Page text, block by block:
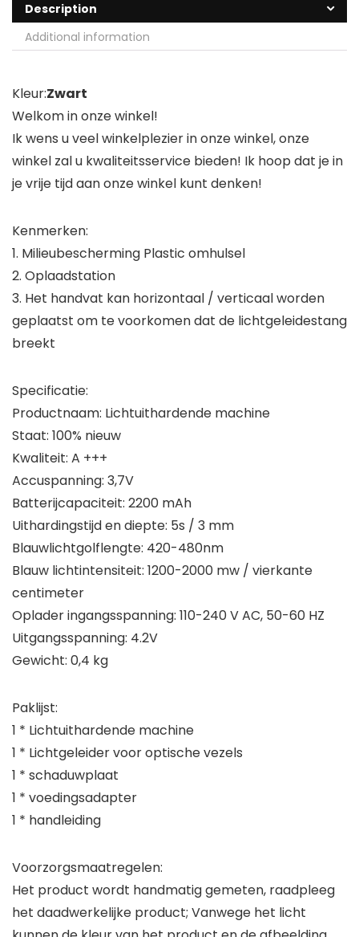
Description
Additional information
Kleur:Zwart
Welkom in onze winkel!
Ik wens u veel winkelplezier in onze winkel, onze
winkel zal u kwaliteitsservice bieden! Ik hoop dat je in
je vrije tijd aan onze winkel kunt denken!
Kenmerken:
1. Milieubescherming Plastic omhulsel
2. Oplaadstation
3. Het handvat kan horizontaal / verticaal worden
geplaatst om te voorkomen dat de lichtgeleidestang
breekt
Specificatie:
Productnaam: Lichtuithardende machine
Staat: 100% nieuw
Kwaliteit: A +++
Accuspanning: 3,7V
Batterijcapaciteit: 2200 mAh
Uithardingstijd en diepte: 5s / 3 mm
Blauwlichtgolflengte: 420-480nm
Blauw lichtintensiteit: 1200-2000 mw / vierkante
centimeter
Oplader ingangsspanning: 110-240 V AC, 50-60 HZ
Uitgangsspanning: 4.2V
Gewicht: 0,4 kg
Paklijst:
1 * Lichtuithardende machine
1 * Lichtgeleider voor optische vezels
1 * schaduwplaat
1 * voedingsadapter
1 * handleiding
Voorzorgsmaatregelen:
Het product wordt handmatig gemeten, raadpleeg
het daadwerkelijke product; Vanwege het licht